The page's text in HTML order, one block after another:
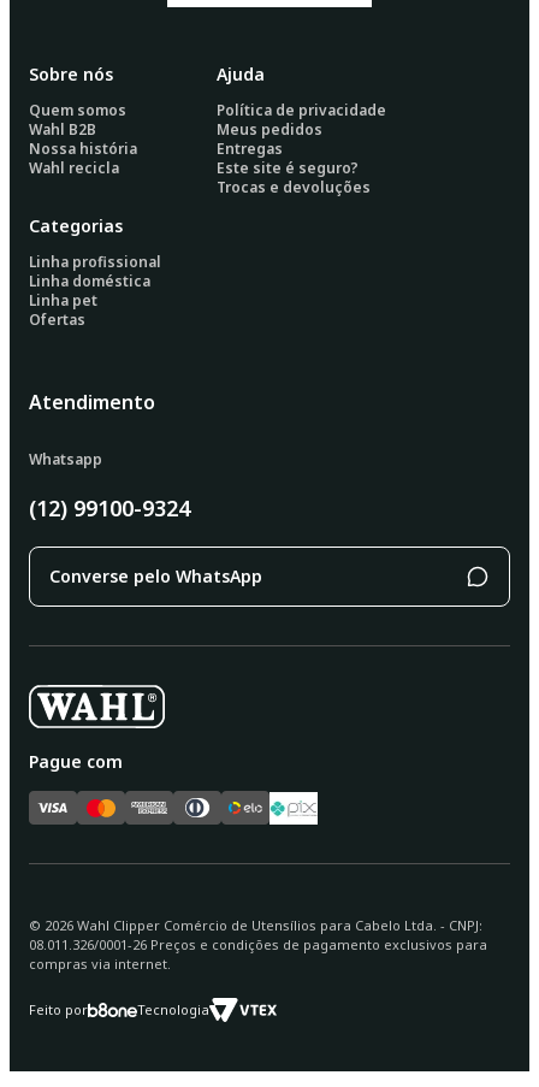
Sobre nós
Quem somos
Wahl B2B
Nossa história
Wahl recicla
Ajuda
Política de privacidade
Meus pedidos
Entregas
Este site é seguro?
Trocas e devoluções
Categorias
Linha profissional
Linha doméstica
Linha pet
Ofertas
Atendimento
Whatsapp
(12) 99100-9324
Converse pelo WhatsApp
Pague com
© 2026 Wahl Clipper Comércio de Utensílios para Cabelo Ltda. - CNPJ:
08.011.326/0001-26 Preços e condições de pagamento exclusivos para
compras via internet.
Feito por Tecnologia